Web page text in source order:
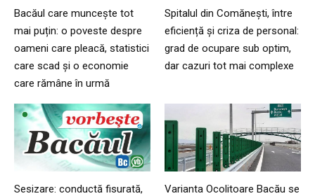
Bacăul care muncește tot
mai puțin: o poveste despre
oameni care pleacă, statistici
care scad și o economie
care rămâne în urmă
Spitalul din Comănești, între
eficiență și criza de personal:
grad de ocupare sub optim,
dar cazuri tot mai complexe
Sesizare: conductă fisurată,
Varianta Ocolitoare Bacău se